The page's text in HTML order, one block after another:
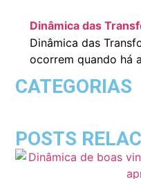
Dinâmica das
Dinâmica das
ocorrem quando há
CATEGORIAS
POSTS